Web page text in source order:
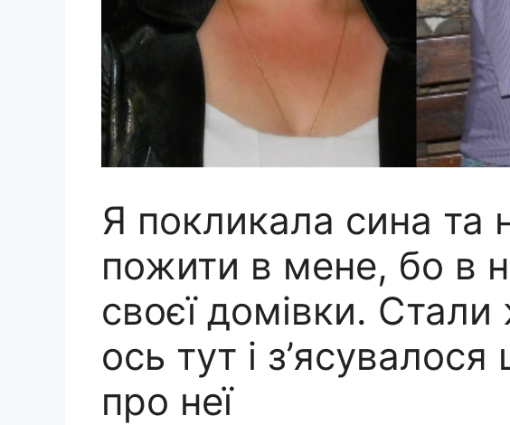
Я покликала сина та
пожити в мене, бо в
своєї домівки.
ось тут і
про неї